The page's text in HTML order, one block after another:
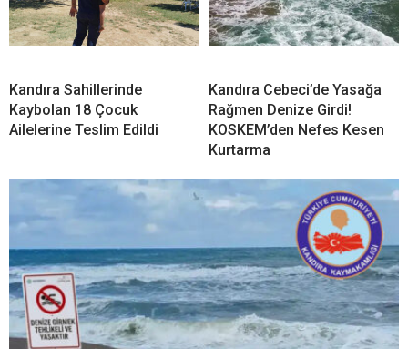
Kandıra Sahillerinde
Kaybolan 18 Çocuk
Ailelerine Teslim Edildi
Kandıra Cebeci’de Yasağa
Rağmen Denize Girdi!
KOSKEM’den Nefes Kesen
Kurtarma